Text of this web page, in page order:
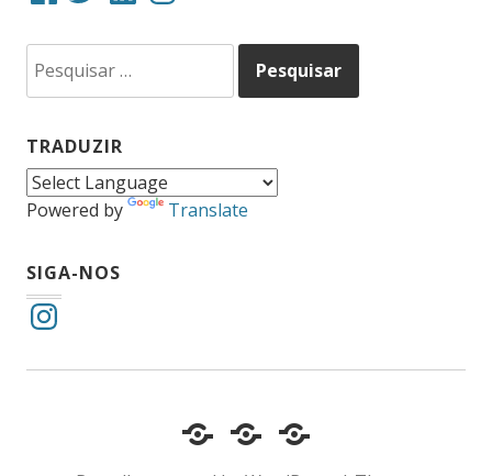
por:
TRADUZIR
Powered by Translate
SIGA-NOS
Instagram
CotidianoInclusãoDiário